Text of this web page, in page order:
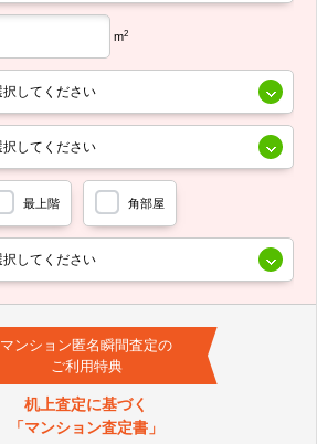
m2
最上階 角部屋
マンション匿名瞬間査定の
ご利用特典
机上査定に基づく
「マンション査定書」